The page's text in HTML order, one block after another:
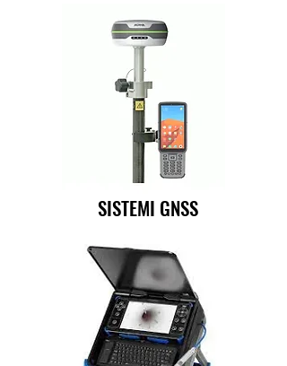
SISTEMI GNSS